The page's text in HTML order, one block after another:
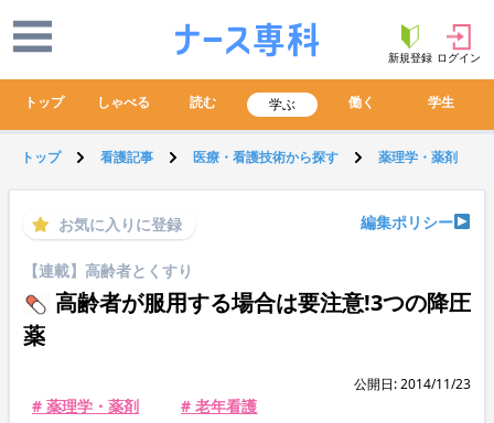
新規登録 ログイン
トップ しゃべる 読む 学ぶ 働く 学生
トップ 看護記事 医療・看護技術から探す 薬理学・薬剤
お気に入りに登録 編集ポリシー
【連載】高齢者とくすり
高齢者が服用する場合は要注意!3つの降圧
薬
公開日: 2014/11/23
# 薬理学・薬剤 # 老年看護